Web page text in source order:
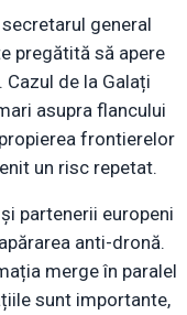
general
pregătită să apere
de la Galați
asupra flancului
frontierelor
un risc repetat.
partenerii europeni
anti-dronă.
merge în paralel
sunt importante,